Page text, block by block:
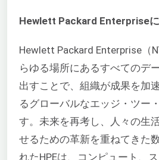
Hewlett Packard Enterprise
Hewlett Packard Enterprise（
らゆる場所にあるすべてのデ
出すことで、組織が成果を加
るグローバルなエッジ・ツー
す。未来を再考し、人々の生
せるための革新を重ねてきた
れたHPEは、コンピュート、